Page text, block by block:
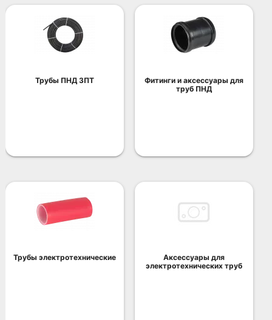
Трубы ПНД ЗПТ
Фитинги и аксессуары для
труб ПНД
Трубы электротехнические
Аксессуары для
электротехнических труб